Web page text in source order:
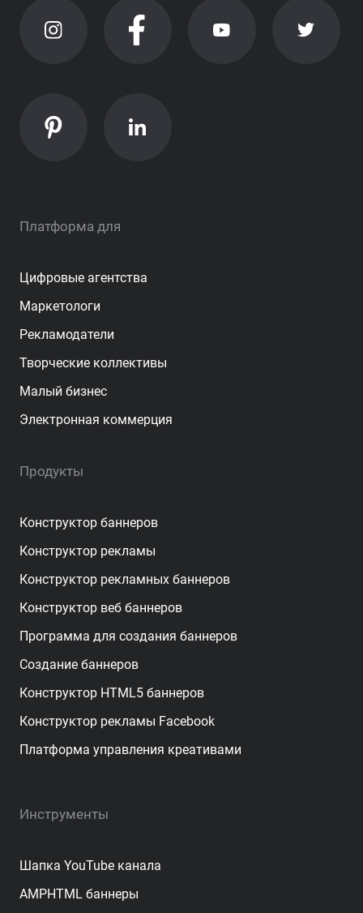
Платформа для
Цифровые агентства
Маркетологи
Рекламодатели
Творческие коллективы
Малый бизнес
Электронная коммерция
Продукты
Конструктор баннеров
Конструктор рекламы
Конструктор рекламных баннеров
Конструктор веб баннеров
Программа для создания баннеров
Создание баннеров
Конструктор HTML5 баннеров
Конструктор рекламы Facebook
Платформа управления креативами
Инструменты
Шапка YouTube канала
AMPHTML баннеры